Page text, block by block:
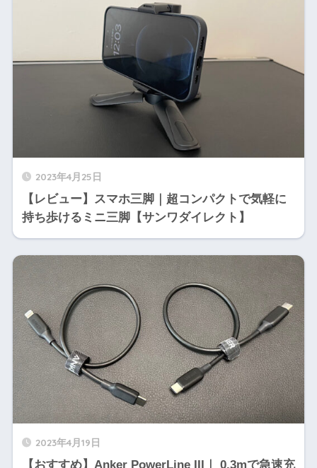
2023年4月25日
【レビュー】スマホ三脚｜超コンパクトで気軽に
持ち歩けるミニ三脚【サンワダイレクト】
2023年4月19日
【おすすめ】Anker PowerLine III｜ 0.3mで急速充